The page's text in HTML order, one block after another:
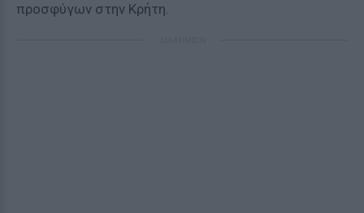
προσφύγων στην Κρήτη.